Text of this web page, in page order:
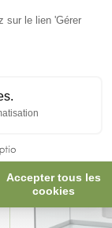
sur le lien 'Gérer
Accepter tous les
cookies
vous